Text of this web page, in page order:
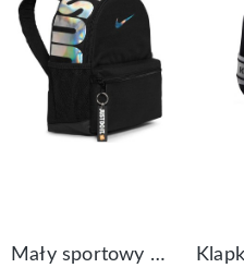
Mały sportowy plecak plecaczek Nike Brasilia JDI DR6091-017